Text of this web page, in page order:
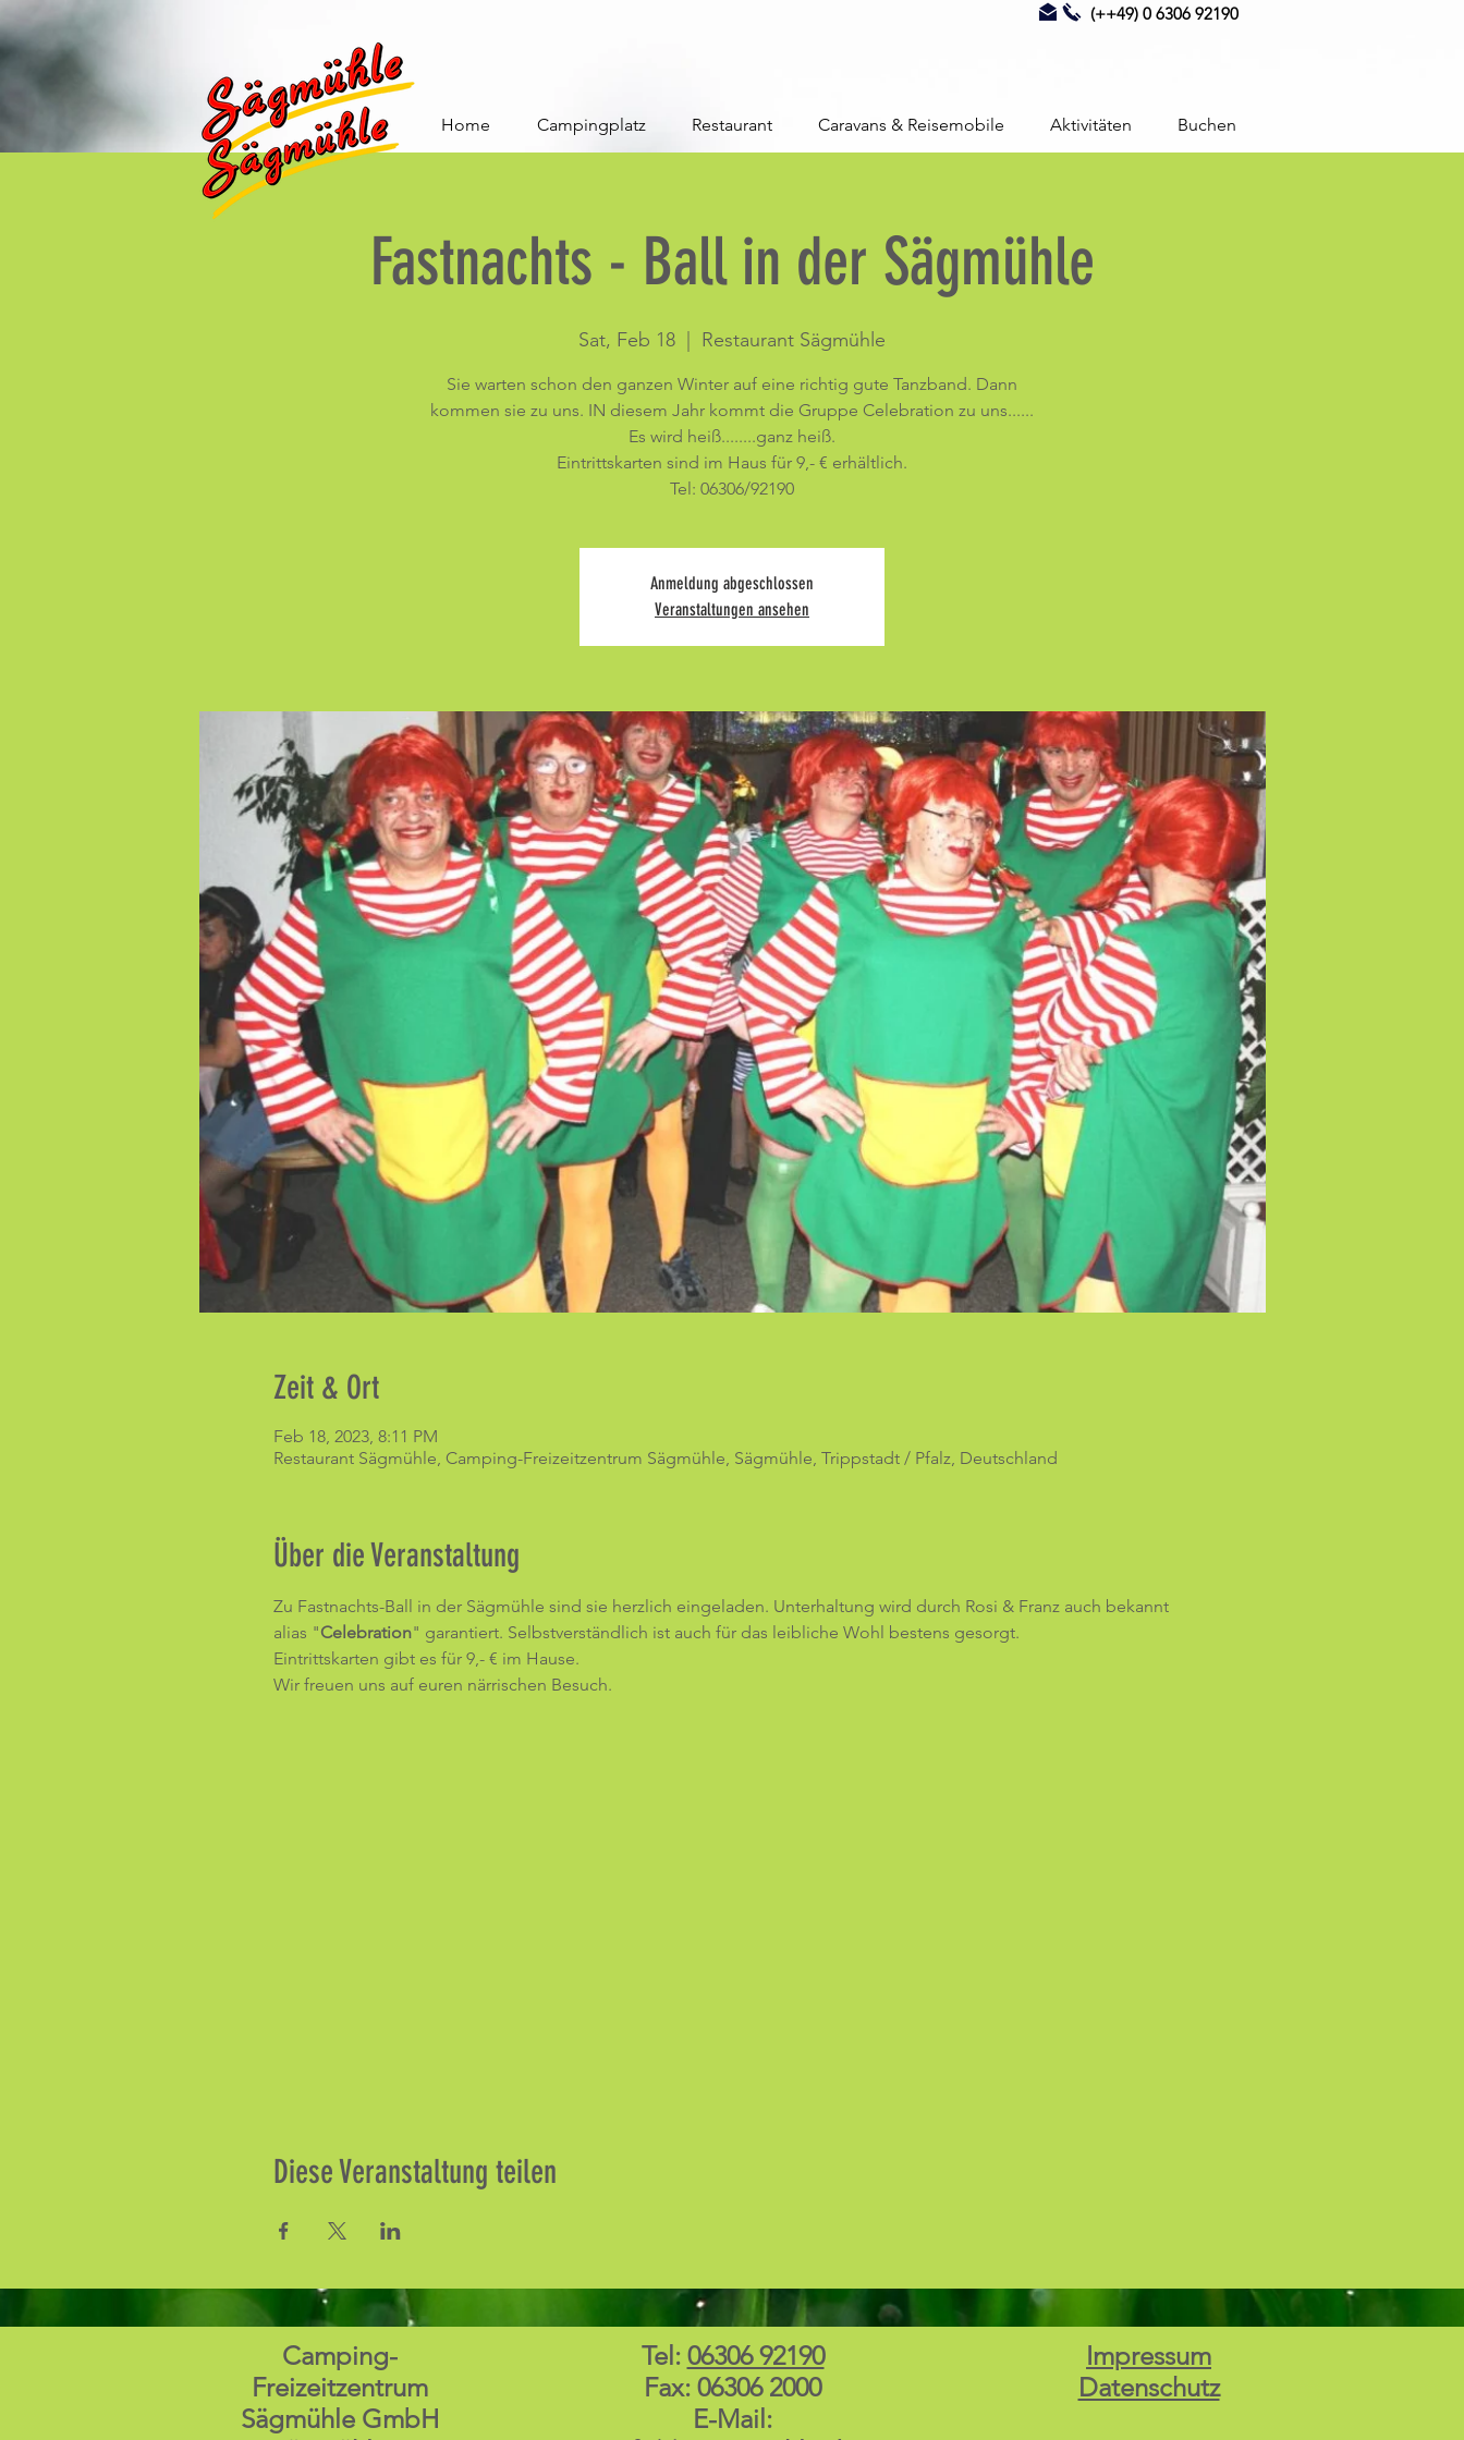
(++49) 0 6306 92190
Home Campingplatz Restaurant Caravans & Reisemobile Aktivitäten Buchen
Fastnachts - Ball in der Sägmühle
Sat, Feb 18 Restaurant Sägmühle
Sie warten schon den ganzen Winter auf eine richtig gute Tanzband. Dann
kommen sie zu uns. IN diesem Jahr kommt die Gruppe Celebration zu uns......
Es wird heiß........ganz heiß.
Eintrittskarten sind im Haus für 9,- € erhältlich.
Tel: 06306/92190
Anmeldung abgeschlossen
Veranstaltungen ansehen
Zeit & Ort
Feb 18, 2023, 8:11 PM
Restaurant Sägmühle, Camping-Freizeitzentrum Sägmühle, Sägmühle, Trippstadt / Pfalz, Deutschland
Über die Veranstaltung
Zu Fastnachts-Ball in der Sägmühle sind sie herzlich eingeladen. Unterhaltung wird durch Rosi & Franz auch bekannt
alias "Celebration" garantiert. Selbstverständlich ist auch für das leibliche Wohl bestens gesorgt.
Eintrittskarten gibt es für 9,- € im Hause.
Wir freuen uns auf euren närrischen Besuch.
Diese Veranstaltung teilen
Camping-
Freizeitzentrum
Sägmühle GmbH
Tel: 06306 92190
Fax: 06306 2000
E-Mail:
Impressum
Datenschutz